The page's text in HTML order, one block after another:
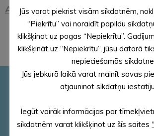
Alsviķu pagasts
Pašvaldības rekvizīti
PVN reģ. Nr. LV 90000018622
AS „SEB banka”
Jūs varat piekrist visām sīkdatnēm,
“Piekrītu” vai noraidīt papildu
klikšķinot uz pogas “Nepiekrītu”.
klikšķināt uz “Nepiekrītu”, jūsu datorā
nepieciešamās
Jūs jebkurā laikā varat mainīt savas
atjauninot sīkdatņu
Iegūt vairāk informācijas par
sīkdatnēm varat klikšķinot uz šīs saites